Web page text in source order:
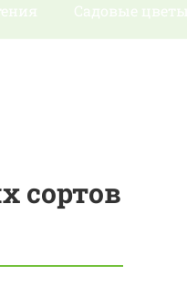
Садовые цветы
сортов